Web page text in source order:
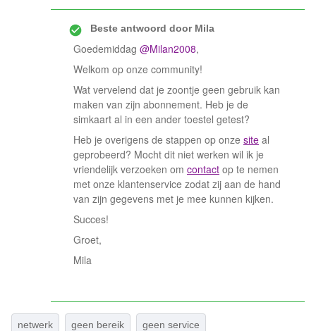
Beste antwoord doorMila
Goedemiddag @Milan2008,
Welkom op onze community!
Wat vervelend dat je zoontje geen gebruik kan
maken van zijn abonnement. Heb je de
simkaart al in een ander toestel getest?
Heb je overigens de stappen op onze site al
geprobeerd? Mocht dit niet werken wil ik je
vriendelijk verzoeken om contact op te nemen
met onze klantenservice zodat zij aan de hand
van zijn gegevens met je mee kunnen kijken.
Succes!
Groet,
Mila
netwerk geen bereik geen service